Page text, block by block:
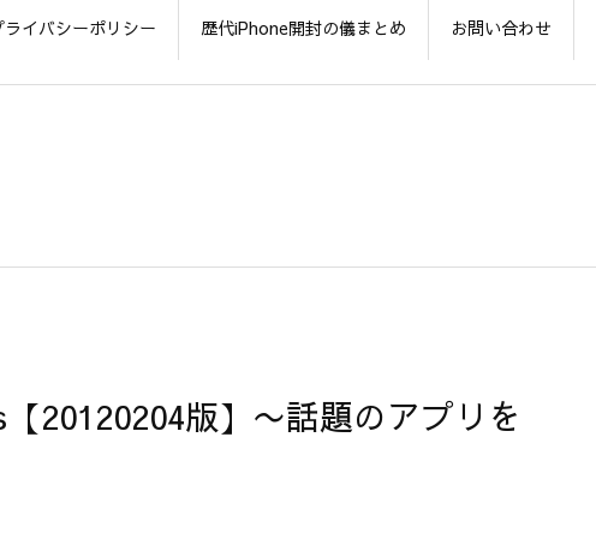
ライバシーポリシー 歴代iPhone開封の儀まとめ お問い合わせ
20120204版】〜話題のアプリを